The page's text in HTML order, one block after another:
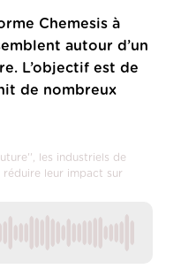
Chemesis à
autour d’un
. L’objectif est de
de nombreux
les industriels de
leur impact sur